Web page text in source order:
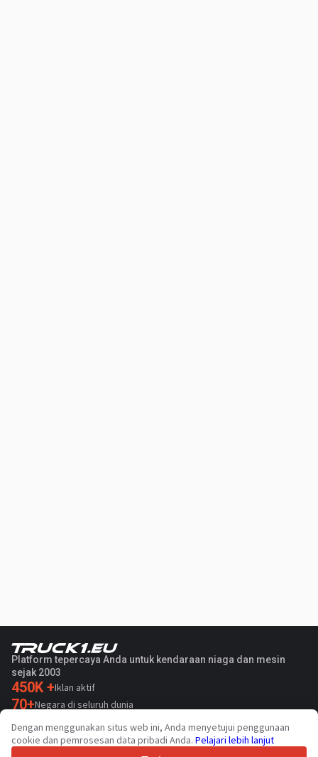
Platform tepercaya Anda untuk kendaraan niaga dan mesin
sejak 2003
450K +Iklan aktif
70+Negara di seluruh dunia
36 Bahasa yang didukung
4.7/5
Dengan menggunakan situs web ini, Anda menyetujui penggunaan
cookie dan pemrosesan data pribadi Anda. Pelajari lebih lanjut